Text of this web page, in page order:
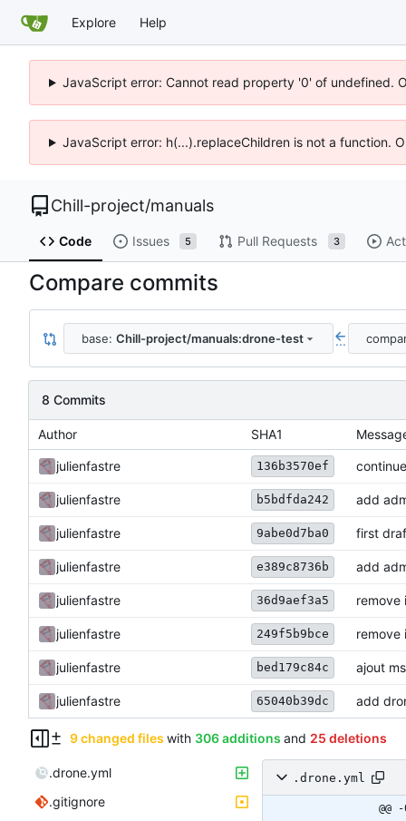
Explore Help
JavaScript error: Cannot read property '0' of undefined.
JavaScript error: h(...).replaceChildren is not a function.
Chill-project/manuals
Code Issues 5 Pull Requests 3
Compare commits
base: Chill-project/manuals:drone-test ...
8 Commits
Author SHA1
julienfastre 136b3570ef
julienfastre b5bdfda242 add
julienfastre 9abe0d7ba0 first
julienfastre e389c8736b add
julienfastre 36d9aef3a5 remove
julienfastre 249f5b9bce remove
julienfastre bed179c84c ajout
julienfastre 65040b39dc add
9 changed files with 306 additions and 25 deletions
.drone.yml
.gitignore
.drone.yml
@@